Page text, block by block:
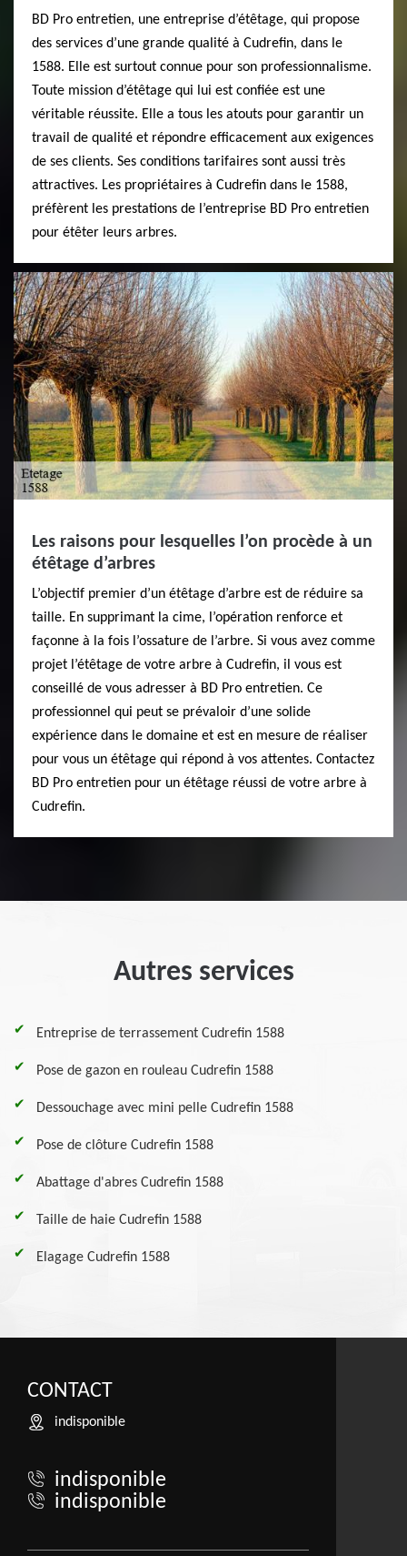
BD Pro entretien, une entreprise d’étêtage, qui propose
des services d’une grande qualité à Cudrefin, dans le
1588. Elle est surtout connue pour son professionnalisme.
Toute mission d’étêtage qui lui est confiée est une
véritable réussite. Elle a tous les atouts pour garantir un
travail de qualité et répondre efficacement aux exigences
de ses clients. Ses conditions tarifaires sont aussi très
attractives. Les propriétaires à Cudrefin dans le 1588,
préfèrent les prestations de l’entreprise BD Pro entretien
pour étêter leurs arbres.
Les raisons pour lesquelles l’on procède à un
étêtage d’arbres
L’objectif premier d’un étêtage d’arbre est de réduire sa
taille. En supprimant la cime, l’opération renforce et
façonne à la fois l’ossature de l’arbre. Si vous avez comme
projet l’étêtage de votre arbre à Cudrefin, il vous est
conseillé de vous adresser à BD Pro entretien. Ce
professionnel qui peut se prévaloir d’une solide
expérience dans le domaine et est en mesure de réaliser
pour vous un étêtage qui répond à vos attentes. Contactez
BD Pro entretien pour un étêtage réussi de votre arbre à
Cudrefin.
Autres services
Entreprise de terrassement Cudrefin 1588
Pose de gazon en rouleau Cudrefin 1588
Dessouchage avec mini pelle Cudrefin 1588
Pose de clôture Cudrefin 1588
Abattage d'abres Cudrefin 1588
Taille de haie Cudrefin 1588
Elagage Cudrefin 1588
CONTACT
indisponible
indisponible
indisponible